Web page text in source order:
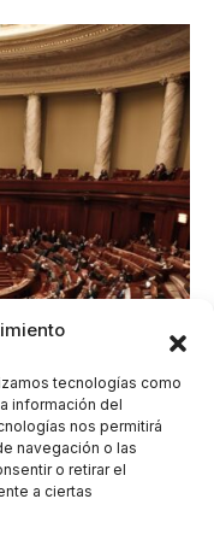
tecnologías como
información del
nos permitirá
navegación o las
o retirar el
a ciertas